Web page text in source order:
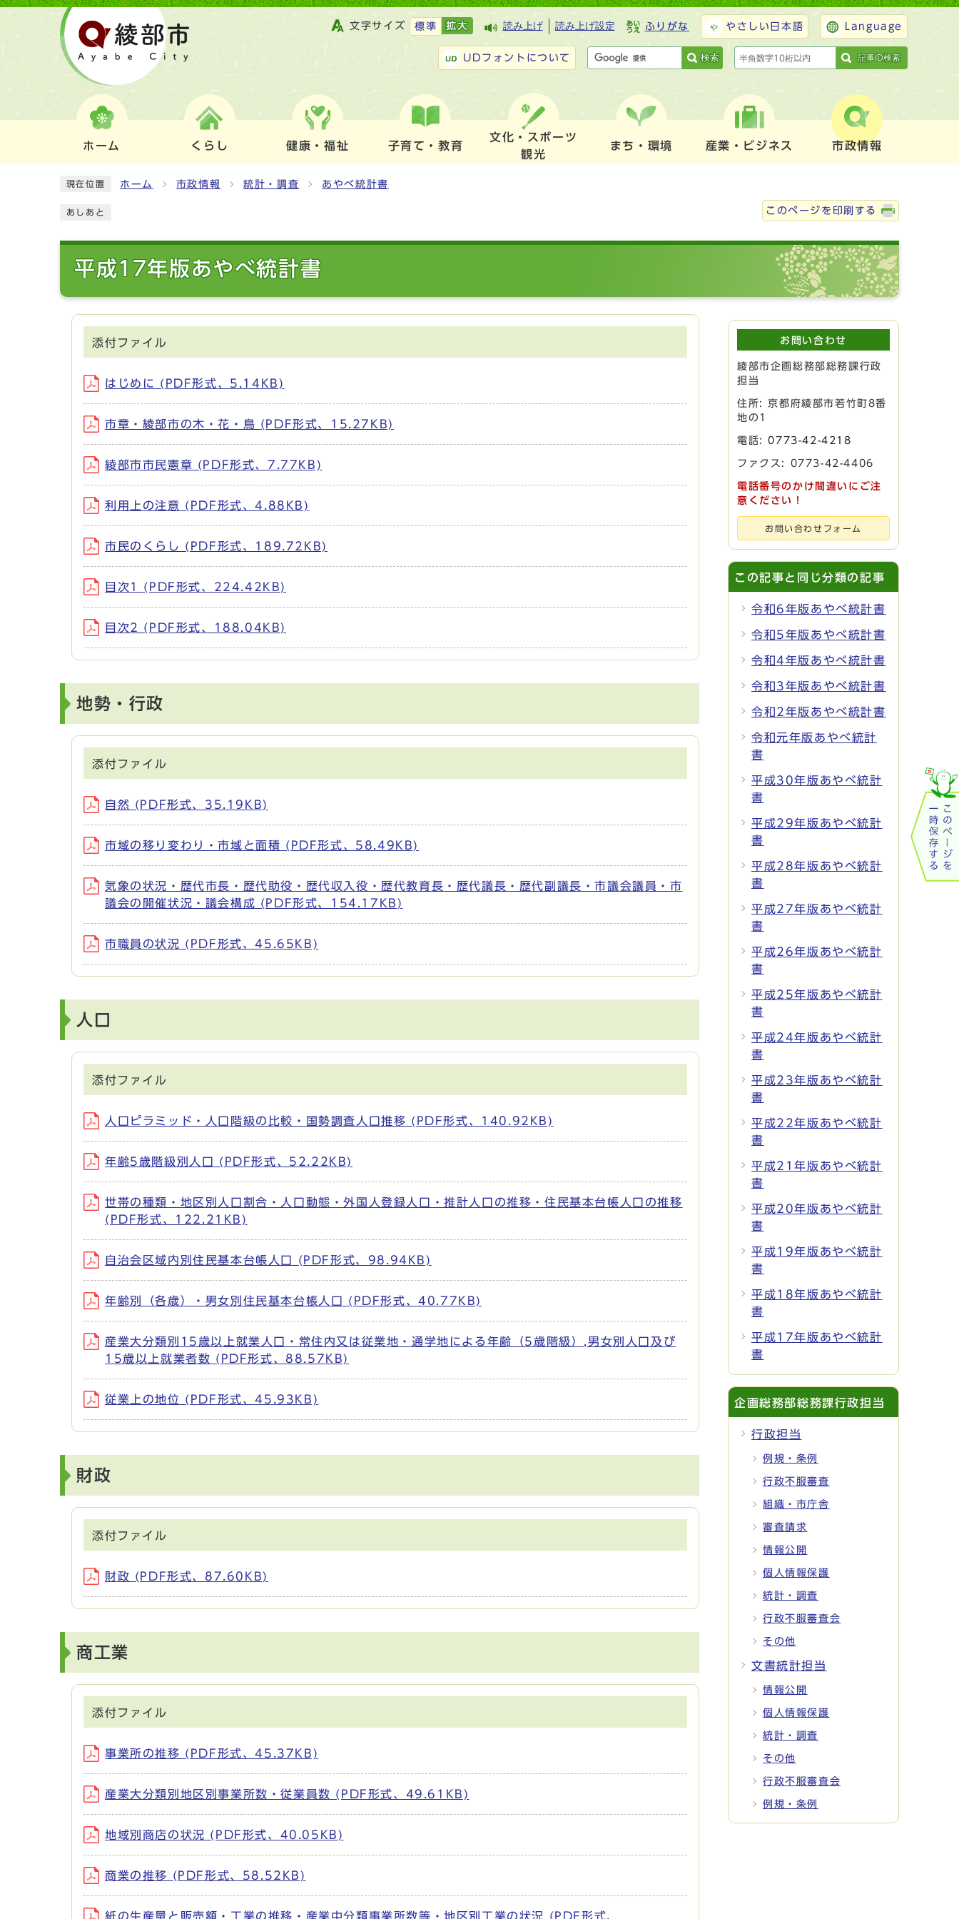
文字サイズ 標準 拡大 読み上げ 読み上げ設定 ふりがな やさしい日本語 Language
UDフォントについて 検索 記事ID検索
ホーム くらし 健康・福祉 子育て・教育
文化・スポーツ
観光
まち・環境 産業・ビジネス 市政情報
現在位置 ホーム 市政情報 統計・調査 あやべ統計書
あしあと このページを印刷する
平成17年版あやべ統計書
添付ファイル
はじめに (PDF形式、5.14KB)
市章・綾部市の木・花・鳥 (PDF形式、15.27KB)
綾部市市民憲章 (PDF形式、7.77KB)
利用上の注意 (PDF形式、4.88KB)
市民のくらし (PDF形式、189.72KB)
目次1 (PDF形式、224.42KB)
目次2 (PDF形式、188.04KB)
地勢・行政
添付ファイル
自然 (PDF形式、35.19KB)
市域の移り変わり・市域と面積 (PDF形式、58.49KB)
気象の状況・歴代市長・歴代助役・歴代収入役・歴代教育長・歴代議長・歴代副議長・市議会議員・市
議会の開催状況・議会構成 (PDF形式、154.17KB)
市職員の状況 (PDF形式、45.65KB)
人口
添付ファイル
人口ピラミッド・人口階級の比較・国勢調査人口推移 (PDF形式、140.92KB)
年齢5歳階級別人口 (PDF形式、52.22KB)
世帯の種類・地区別人口割合・人口動態・外国人登録人口・推計人口の推移・住民基本台帳人口の推移
(PDF形式、122.21KB)
自治会区域内別住民基本台帳人口 (PDF形式、98.94KB)
年齢別（各歳）・男女別住民基本台帳人口 (PDF形式、40.77KB)
産業大分類別15歳以上就業人口・常住内又は従業地・通学地による年齢（5歳階級）,男女別人口及び
15歳以上就業者数 (PDF形式、88.57KB)
従業上の地位 (PDF形式、45.93KB)
財政
添付ファイル
財政 (PDF形式、87.60KB)
商工業
添付ファイル
事業所の推移 (PDF形式、45.37KB)
産業大分類別地区別事業所数・従業員数 (PDF形式、49.61KB)
地域別商店の状況 (PDF形式、40.05KB)
商業の推移 (PDF形式、58.52KB)
紙の生産量と販売額・工業の推移・産業中分類事業所数等・地区別工業の状況 (PDF形式、
お問い合わせ
綾部市企画総務部総務課行政
担当
住所: 京都府綾部市若竹町8番
地の1
電話:0773-42-4218
ファクス: 0773-42-4406
電話番号のかけ間違いにご注
意ください！
お問い合わせフォーム
この記事と同じ分類の記事
令和6年版あやべ統計書
令和5年版あやべ統計書
令和4年版あやべ統計書
令和3年版あやべ統計書
令和2年版あやべ統計書
令和元年版あやべ統計
書
平成30年版あやべ統計
書
平成29年版あやべ統計
書
平成28年版あやべ統計
書
平成27年版あやべ統計
書
平成26年版あやべ統計
書
平成25年版あやべ統計
書
平成24年版あやべ統計
書
平成23年版あやべ統計
書
平成22年版あやべ統計
書
平成21年版あやべ統計
書
平成20年版あやべ統計
書
平成19年版あやべ統計
書
平成18年版あやべ統計
書
平成17年版あやべ統計
書
企画総務部総務課行政担当
行政担当
例規・条例
行政不服審査
組織・市庁舎
審査請求
情報公開
個人情報保護
統計・調査
行政不服審査会
その他
文書統計担当
情報公開
個人情報保護
統計・調査
その他
行政不服審査会
例規・条例